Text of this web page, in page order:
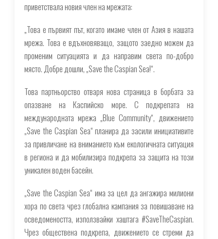
приветствала новия член на мрежата:
„Това е първият път, когато имаме член от Азия в нашата
мрежа. Това е вдъхновяващо, защото заедно можем да
променим ситуацията и да направим света по-добро
място. Добре дошли, „Save the Caspian Sea!“.
Това партньорство отваря нова страница в борбата за
опазване на Каспийско море. С подкрепата на
международната мрежа „Blue Community“, движението
„Save the Caspian Sea“ планира да засили инициативите
за привличане на вниманието към екологичната ситуация
в региона и да мобилизира подкрепа за защита на този
уникален воден басейн.
„Save the Caspian Sea“ има за цел да ангажира милиони
хора по света чрез глобална кампания за повишаване на
осведомеността, използвайки хаштага #SaveTheCaspian.
Чрез обществена подкрепа, движението се стреми да